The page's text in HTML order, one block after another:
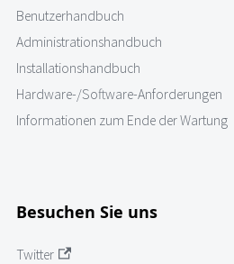
Benutzerhandbuch
Administrationshandbuch
Installationshandbuch
Hardware-/Software-Anforderungen
Informationen zum Ende der Wartung
Besuchen Sie uns
Twitter